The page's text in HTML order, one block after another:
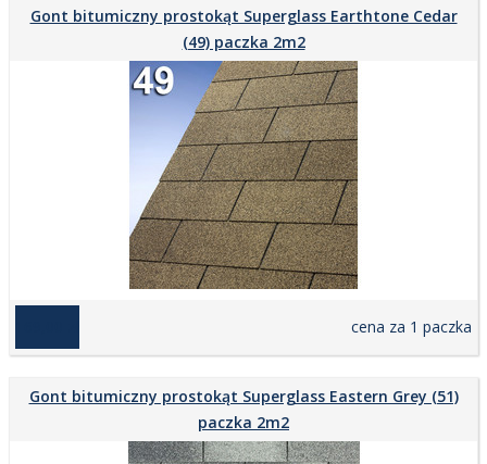
Gont bitumiczny prostokąt Superglass Earthtone Cedar
(49) paczka 2m2
cena za 1 paczka
Gont bitumiczny prostokąt Superglass Eastern Grey (51)
paczka 2m2